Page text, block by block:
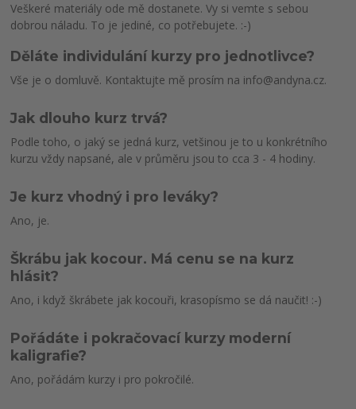
Veškeré materiály ode mě dostanete. Vy si vemte s sebou
dobrou náladu. To je jediné, co potřebujete. :-)
Děláte individulání kurzy pro jednotlivce?
Vše je o domluvě. Kontaktujte mě prosím na info@andyna.cz.
Jak dlouho kurz trvá?
Podle toho, o jaký se jedná kurz, vetšinou je to u konkrétního
kurzu vždy napsané, ale v průměru jsou to cca 3 - 4 hodiny.
Je kurz vhodný i pro leváky?
Ano, je.
Škrábu jak kocour. Má cenu se na kurz
hlásit?
Ano, i když škrábete jak kocouři, krasopísmo se dá naučit! :-)
Pořádáte i pokračovací kurzy moderní
kaligrafie?
Ano, pořádám kurzy i pro pokročilé.